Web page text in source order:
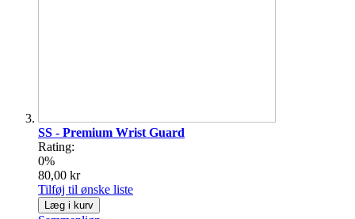
SS - Premium Wrist Guard
Rating:
0%
80,00 kr
Tilføj til ønske liste
Læg i kurv